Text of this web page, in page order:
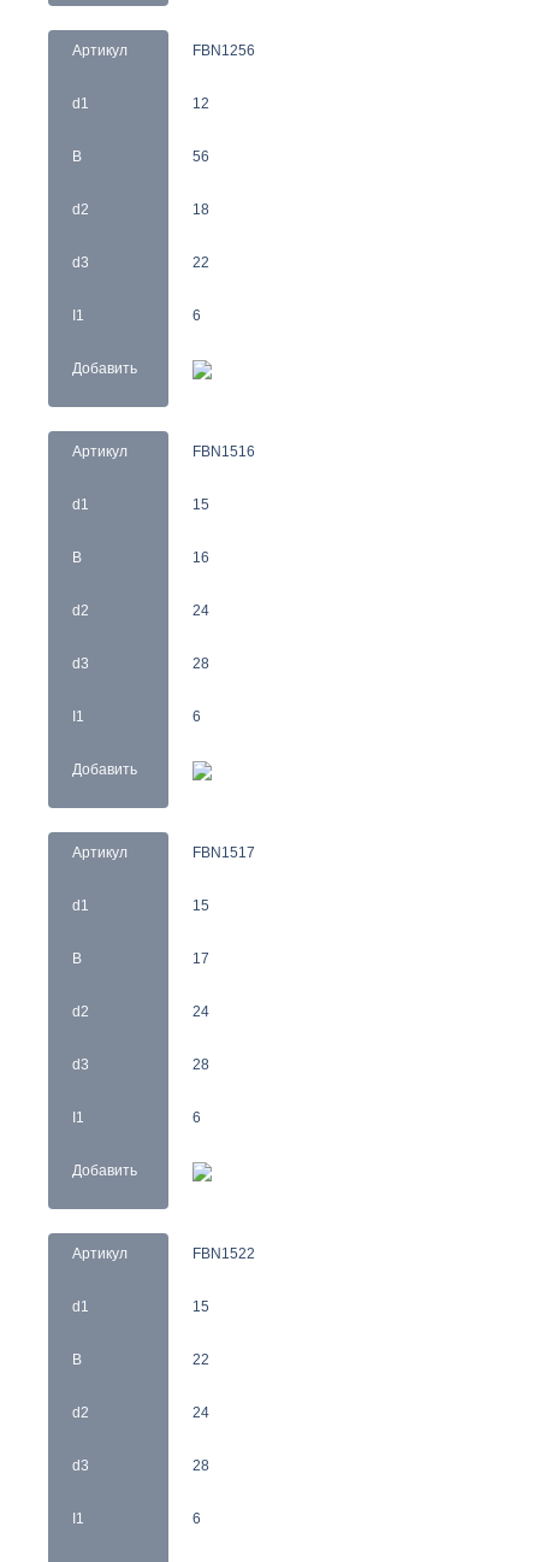
Артикул
d1
B
d2
d3
I1
Добавить
FBN1256
12
56
18
22
6
Артикул
d1
B
d2
d3
I1
Добавить
FBN1516
15
16
24
28
6
Артикул
d1
B
d2
d3
I1
Добавить
FBN1517
15
17
24
28
6
Артикул
d1
B
d2
d3
I1
FBN1522
15
22
24
28
6